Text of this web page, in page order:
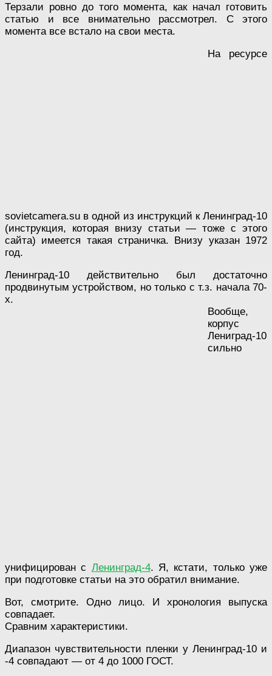
Терзали ровно до того момента, как начал готовить
статью и все внимательно рассмотрел. С этого
момента все встало на свои места.
На ресурсе
sovietcamera.su в одной из инструкций к Ленинград-10
(инструкция, которая внизу статьи — тоже с этого
сайта) имеется такая страничка. Внизу указан 1972
год.
Ленинград-10 действительно был достаточно
продвинутым устройством, но только с т.з. начала 70-
х.
Вообще,
корпус
Лениград-10
сильно
унифицирован с Ленинград-4. Я, кстати, только уже
при подготовке статьи на это обратил внимание.
Вот, смотрите. Одно лицо. И хронология выпуска
совпадает.
Сравним характеристики.
Диапазон чувствительности пленки у Ленинград-10 и
-4 совпадают — от 4 до 1000 ГОСТ.